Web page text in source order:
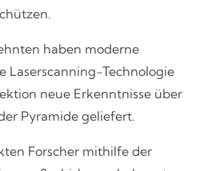
haben moderne
Laserscanning-Technologie
neue Erkenntnisse über
Pyramide geliefert.
Forscher mithilfe der